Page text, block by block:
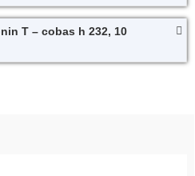
T – cobas h 232, 10